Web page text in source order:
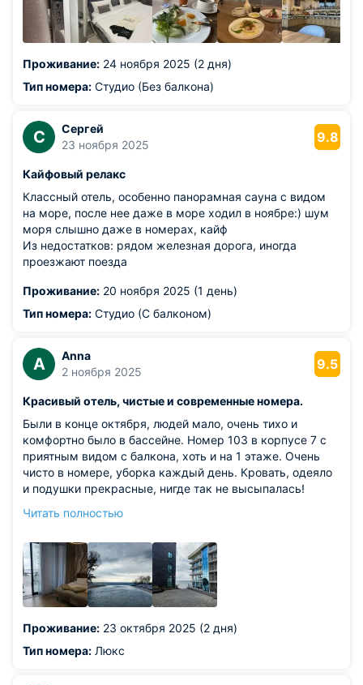
Проживание: 24 ноября 2025 (2 дня)
Тип номера: Студио (Без балкона)
С
Сергей
23 ноября 2025
9.8
Кайфовый релакс
Классный отель, особенно панорамная сауна с видом
на море, после нее даже в море ходил в ноябре:) шум
моря слышно даже в номерах, кайф
Из недостатков: рядом железная дорога, иногда
проезжают поезда
Проживание: 20 ноября 2025 (1 день)
Тип номера: Студио (С балконом)
A
Anna
2 ноября 2025
9.5
Красивый отель, чистые и современные номера.
Были в конце октября, людей мало, очень тихо и
комфортно было в бассейне. Номер 103 в корпусе 7 с
приятным видом с балкона, хоть и на 1 этаже. Очень
чисто в номере, уборка каждый день. Кровать, одеяло
и подушки прекрасные, нигде так не высыпалась!
рождения был комплимент, очень приятно. Плюс в
территории два тёплых бассейна, рядом всегда
персонал, порядок и чистота.
Из недостатков: нам поезда не мешали, окна выходили
в другую сторону.
Читать полностью
Проживание: 23 октября 2025 (2 дня)
Тип номера: Люкс